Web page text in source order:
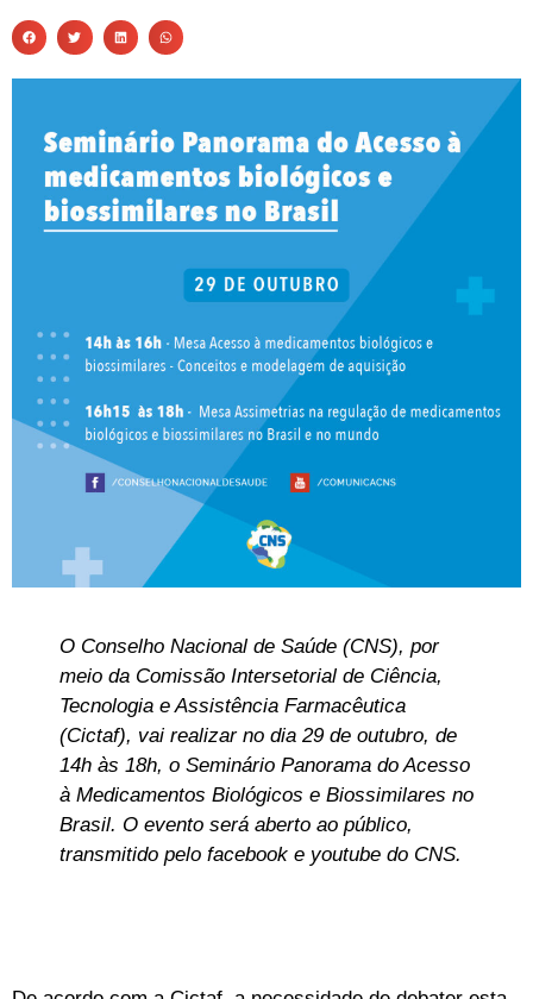
O Conselho Nacional de Saúde (CNS), por
meio da Comissão Intersetorial de Ciência,
Tecnologia e Assistência Farmacêutica
(Cictaf), vai realizar no dia 29 de outubro, de
14h às 18h, o Seminário Panorama do Acesso
à Medicamentos Biológicos e Biossimilares no
Brasil. O evento será aberto ao público,
transmitido pelo facebook e youtube do CNS.